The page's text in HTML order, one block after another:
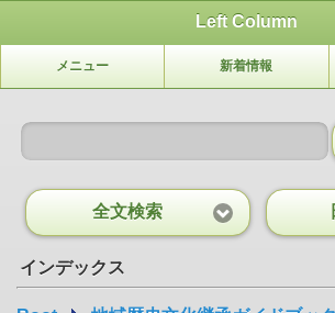
Left Column
メニュー 新着情報
全文検索
インデックス